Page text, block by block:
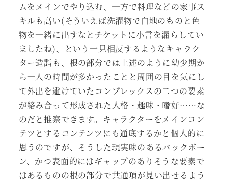
ムをメインでやり込む、一方で料理などの家事ス
キルも高い(そういえば洗濯物で白地のものと色
物を一緒に出すなとチケットに小言を漏らしてい
ましたね)、という一見相反するようなキャラク
ター造詣も、根の部分では上述のように幼少期か
ら一人の時間が多かったことと周囲の目を気にし
て外出を避けていたコンプレックスの二つの要素
が絡み合って形成された人格・趣味・嗜好……な
のだと推察できます。キャラクターをメインコン
テツとするコンテンツにも通底するかと個人的に
思うのですが、そうした現実味のあるバックボー
ン、かつ表面的にはギャップのありそうな要素で
はあるものの根の部分で共通項が見い出せるよう